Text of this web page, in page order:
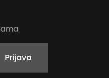
Prijava